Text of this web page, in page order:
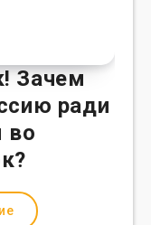
Зачем
ради
во